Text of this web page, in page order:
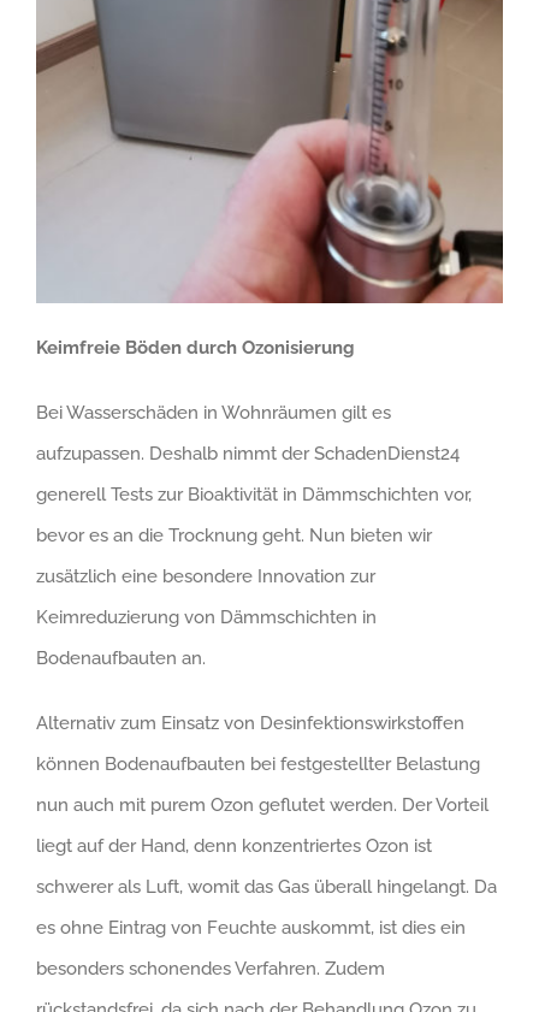
Keimfreie Böden durch Ozonisierung
Bei Wasserschäden in Wohnräumen gilt es
aufzupassen. Deshalb nimmt der SchadenDienst24
generell Tests zur Bioaktivität in Dämmschichten vor,
bevor es an die Trocknung geht. Nun bieten wir
zusätzlich eine besondere Innovation zur
Keimreduzierung von Dämmschichten in
Bodenaufbauten an.
Alternativ zum Einsatz von Desinfektionswirkstoffen
können Bodenaufbauten bei festgestellter Belastung
nun auch mit purem Ozon geflutet werden. Der Vorteil
liegt auf der Hand, denn konzentriertes Ozon ist
schwerer als Luft, womit das Gas überall hingelangt. Da
es ohne Eintrag von Feuchte auskommt, ist dies ein
besonders schonendes Verfahren. Zudem